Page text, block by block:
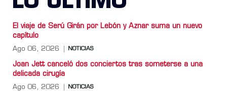
El viaje de Serú Girán por Lebón y Aznar suma un nuevo
capítulo
Ago 06, 2026 NOTICIAS
Joan Jett canceló dos conciertos tras someterse a una
delicada cirugía
Ago 06, 2026 NOTICIAS